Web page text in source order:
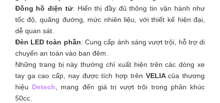
Đồng hồ điện tử: Hiển thị đầy đủ thông tin vận hành như
tốc độ, quãng đường, mức nhiên liệu, với thiết kế hiện đại,
dễ quan sát.
Đèn LED toàn phần: Cung cấp ánh sáng vượt trội, hỗ trợ di
chuyển an toàn vào ban đêm.
Những trang bị này thường chỉ xuất hiện trên các dòng xe
tay ga cao cấp, nay được tích hợp trên VELIAcủa thương
hiệu Detech, mang đến giá trị vượt trội trong phân khúc
50cc.